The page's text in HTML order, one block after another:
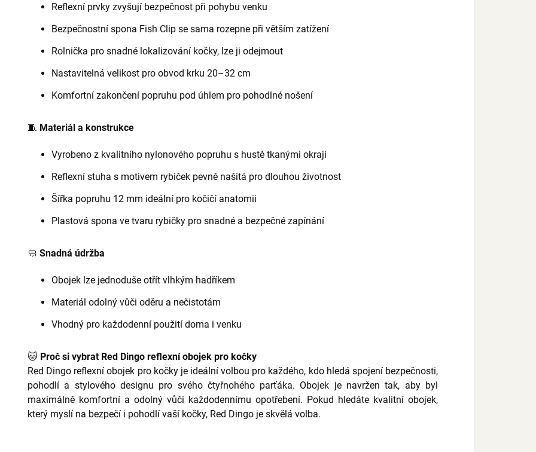
Reflexní prvky zvyšují bezpečnost při pohybu venku
Bezpečnostní spona Fish Clip se sama rozepne při větším zatížení
Rolnička pro snadné lokalizování kočky, lze ji odejmout
Nastavitelná velikost pro obvod krku 20–32 cm
Komfortní zakončení popruhu pod úhlem pro pohodlné nošení
🧵 Materiál a konstrukce
Vyrobeno z kvalitního nylonového popruhu s hustě tkanými okraji
Reflexní stuha s motivem rybiček pevně našitá pro dlouhou životnost
Šířka popruhu 12 mm ideální pro kočičí anatomii
Plastová spona ve tvaru rybičky pro snadné a bezpečné zapínání
🧼 Snadná údržba
Obojek lze jednoduše otřít vlhkým hadříkem
Materiál odolný vůči oděru a nečistotám
Vhodný pro každodenní použití doma i venku
🐱 Proč si vybrat Red Dingo reflexní obojek pro kočky
Red Dingo reflexní obojek pro kočky je ideální volbou pro každého, kdo hledá spojení bezpečnosti,
pohodlí a stylového designu pro svého čtyřnohého parťáka. Obojek je navržen tak, aby byl
maximálně komfortní a odolný vůči každodennímu opotřebení. Pokud hledáte kvalitní obojek,
který myslí na bezpečí i pohodlí vaší kočky, Red Dingo je skvělá volba.